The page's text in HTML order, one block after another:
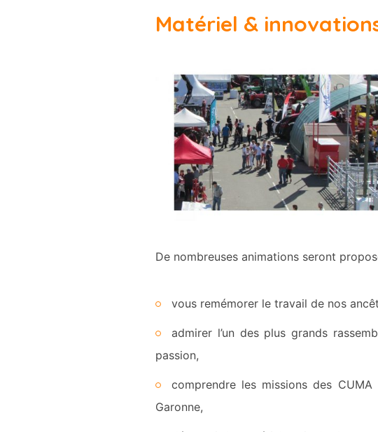
Matériel &
De nombreuses animations seront
vous remémorer le travail de nos
admirer l’un des plus grands
passion,
comprendre les missions des CUMA
Garonne,